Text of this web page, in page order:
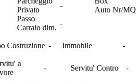
Privato
-
Auto Nr/MQ
Passo
Carraio dim.
-
Costruzione - Immobile
-
a
- Servitu' Contro -